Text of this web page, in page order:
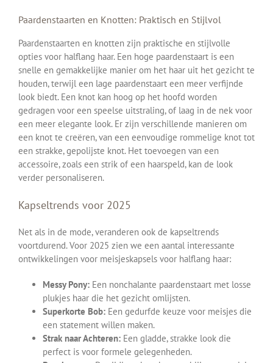
Paardenstaarten en Knotten: Praktisch en Stijlvol
Paardenstaarten en knotten zijn praktische en stijlvolle
opties voor halflang haar. Een hoge paardenstaart is een
snelle en gemakkelijke manier om het haar uit het gezicht te
houden, terwijl een lage paardenstaart een meer verfijnde
look biedt. Een knot kan hoog op het hoofd worden
gedragen voor een speelse uitstraling, of laag in de nek voor
een meer elegante look. Er zijn verschillende manieren om
een knot te creëren, van een eenvoudige rommelige knot tot
een strakke, gepolijste knot. Het toevoegen van een
accessoire, zoals een strik of een haarspeld, kan de look
verder personaliseren.
Kapseltrends voor 2025
Net als in de mode, veranderen ook de kapseltrends
voortdurend. Voor 2025 zien we een aantal interessante
ontwikkelingen voor meisjeskapsels voor halflang haar:
Messy Pony: Een nonchalante paardenstaart met losse
plukjes haar die het gezicht omlijsten.
Superkorte Bob: Een gedurfde keuze voor meisjes die
een statement willen maken.
Strak naar Achteren: Een gladde, strakke look die
perfect is voor formele gelegenheden.